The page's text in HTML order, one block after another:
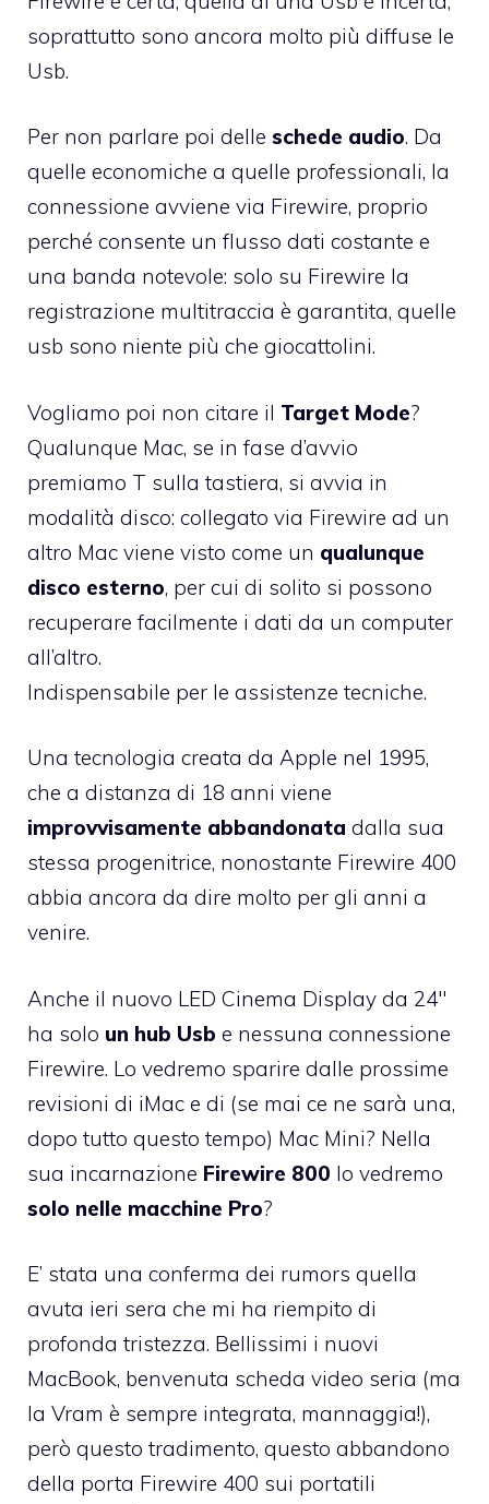
soprattutto sono ancora molto più diffuse le
Usb.
Per non parlare poi delle schede audio. Da
quelle economiche a quelle professionali, la
connessione avviene via Firewire, proprio
perché consente un flusso dati costante e
una banda notevole: solo su Firewire la
registrazione multitraccia è garantita, quelle
usb sono niente più che giocattolini.
Vogliamo poi non citare il Target Mode?
Qualunque Mac, se in fase d’avvio
premiamo T sulla tastiera, si avvia in
modalità disco: collegato via Firewire ad un
altro Mac viene visto come un qualunque
disco esterno, per cui di solito si possono
recuperare facilmente i dati da un computer
all’altro.
Indispensabile per le assistenze tecniche.
Una tecnologia creata da Apple nel 1995,
che a distanza di 18 anni viene
improvvisamente abbandonata dalla sua
stessa progenitrice, nonostante Firewire 400
abbia ancora da dire molto per gli anni a
venire.
Anche il nuovo LED Cinema Display da 24″
ha solo un hub Usb e nessuna connessione
Firewire. Lo vedremo sparire dalle prossime
revisioni di iMac e di (se mai ce ne sarà una,
dopo tutto questo tempo) Mac Mini? Nella
sua incarnazione Firewire 800 lo vedremo
solo nelle macchine Pro?
E’ stata una conferma dei rumors quella
avuta ieri sera che mi ha riempito di
profonda tristezza. Bellissimi i nuovi
MacBook, benvenuta scheda video seria (ma
la Vram è sempre integrata, mannaggia!),
però questo tradimento, questo abbandono
della porta Firewire 400 sui portatili